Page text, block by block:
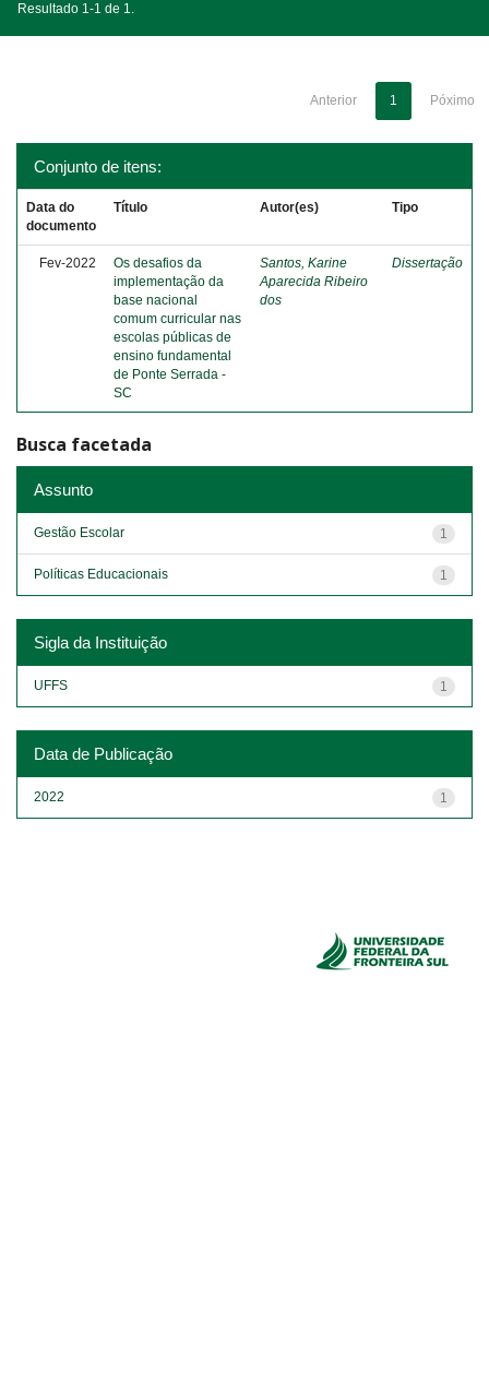
Resultado 1-1 de 1.
Anterior 1 Póximo
Conjunto de itens:
Data do
documento
Título Autor(es) Tipo
Fev-2022
Os desafios da
implementação da
base nacional
comum curricular nas
escolas públicas de
ensino fundamental
de Ponte Serrada -
SC
Santos, Karine
Aparecida Ribeiro
dos
Dissertação
Busca facetada
Assunto
1
Gestão Escolar
1
Políticas Educacionais
Sigla da Instituição
1
UFFS
Data de Publicação
1
2022